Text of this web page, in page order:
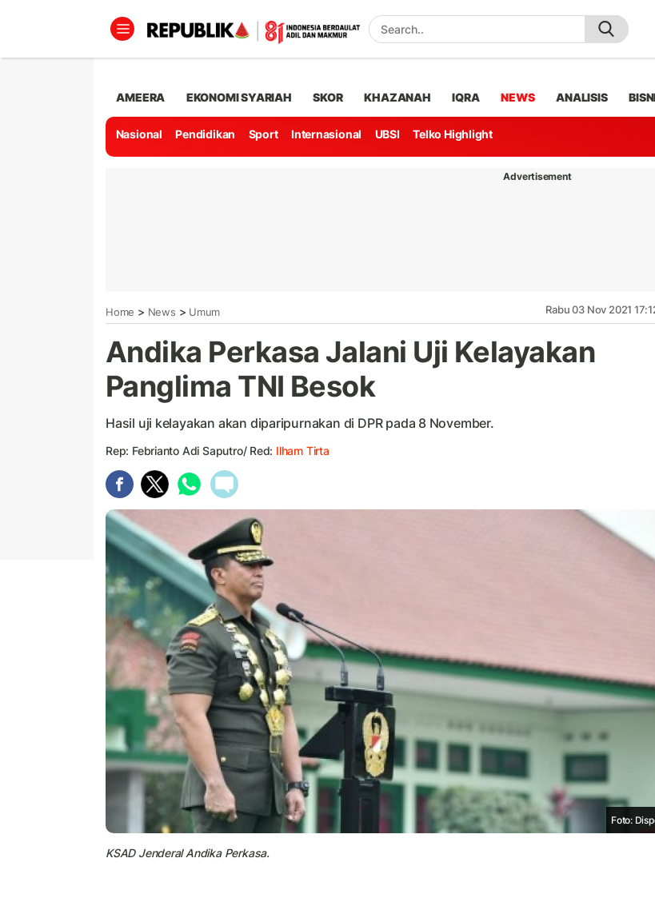
AMEERA EKONOMI SYARIAH SKOR KHAZANAH IQRA NEWS ANALISIS
Nasional Pendidikan Sport Internasional UBSI Telko Highlight
Advertisement
Home > News > Umum Rabu 03 Nov 2021
Andika Perkasa Jalani Uji Kelayakan
Panglima TNI Besok
Hasil uji kelayakan akan diparipurnakan di DPR pada 8 November.
Rep: Febrianto Adi Saputro/ Red: Ilham Tirta
Foto:
KSAD Jenderal Andika Perkasa.